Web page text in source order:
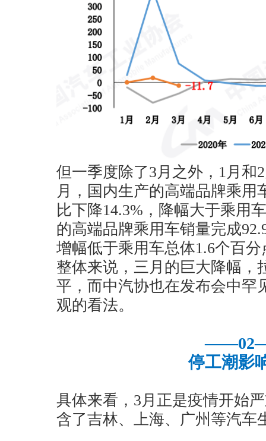
但一季度除了3月之外，1月和
月，国内生产的高端品牌乘用
比下降14.3%，降幅大于乘用
的高端品牌乘用车销量完成
增幅低于乘用车总体1.6个百分
整体来说，三月的巨大降幅，
平，而中汽协也在发布会中罕
观的看法。
停工潮影
具体来看，3月正是疫情开始
含了吉林、上海、广州等汽车